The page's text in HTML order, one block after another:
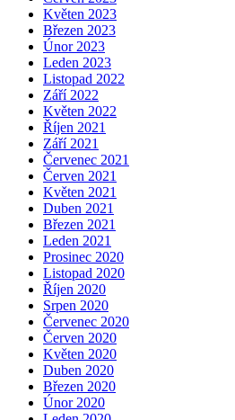
Květen 2023
Březen 2023
Únor 2023
Leden 2023
Listopad 2022
Září 2022
Květen 2022
Říjen 2021
Září 2021
Červenec 2021
Červen 2021
Květen 2021
Duben 2021
Březen 2021
Leden 2021
Prosinec 2020
Listopad 2020
Říjen 2020
Srpen 2020
Červenec 2020
Červen 2020
Květen 2020
Duben 2020
Březen 2020
Únor 2020